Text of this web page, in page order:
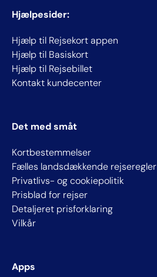
Hjælpesider:
Hjælp til Rejsekort appen
Hjælp til Basiskort
Hjælp til Rejsebillet
Kontakt kundecenter
Det med småt
Kortbestemmelser
Fælles landsdækkende rejseregler
Privatlivs- og cookiepolitik
Prisblad for rejser
Detaljeret prisforklaring
Vilkår
Apps